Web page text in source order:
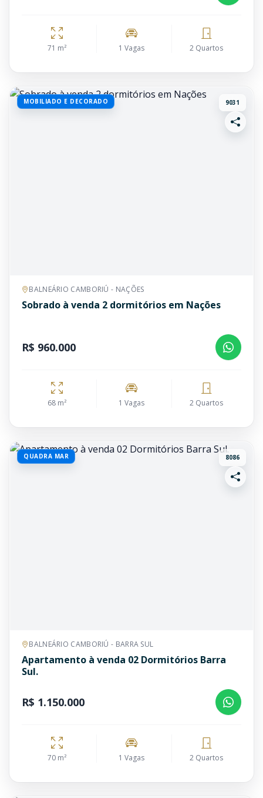
71 m² 1 Vagas 2 Quartos
MOBILIADO E DECORADO 9031
BALNEÁRIO CAMBORIÚ - NAÇÕES
Sobrado à venda 2 dormitórios em Nações
R$ 960.000
68 m² 1 Vagas 2 Quartos
QUADRA MAR 8086
BALNEÁRIO CAMBORIÚ - BARRA SUL
Apartamento à venda 02 Dormitórios Barra
Sul.
R$ 1.150.000
70 m² 1 Vagas 2 Quartos